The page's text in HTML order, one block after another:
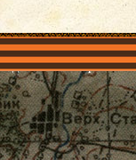
Проекты